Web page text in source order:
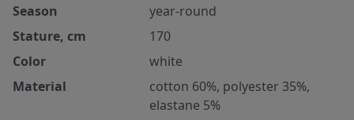
Season
year-round
Stature, cm
170
Color
white
Material
cotton 60%, polyester 35%,
elastane 5%